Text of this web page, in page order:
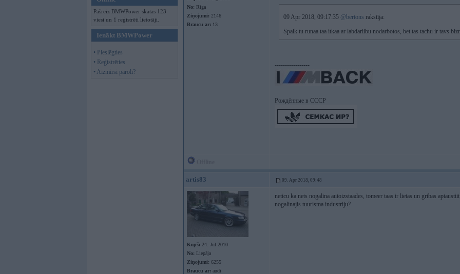
Pašreiz BMWPower skatās 123
viesi un 1 reģistrēti lietotāji.
Ienākt BMWPower
• Pieslēgties
• Reģistrēties
• Aizmirsi paroli?
No: Rīga
Ziņojumi: 2146
Braucu ar: 13
09 Apr 2018, 09:17:35 @bertons rakstīja:
Spaik tu runaa taa itkaa ar labdariibu nodarbotos, bet tas tachu ir tavs
-----------------
Рождённые в СССР
artis83 09. Apr 2018, 09:48
Kopš: 24. Jul 2010
No: Liepāja
Ziņojumi: 6255
Braucu ar: audi
neticu ka nets nogalina autoizstaades, tomeer taas ir lietas un gribas
nogalinajis tuurisma industriju?